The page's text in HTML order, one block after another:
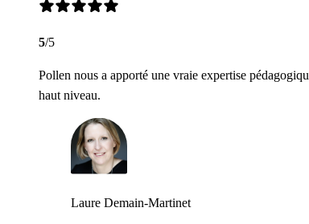
5/5
Pollen nous a apporté une vraie expertise
haut niveau.
Laure Demain-Martinet